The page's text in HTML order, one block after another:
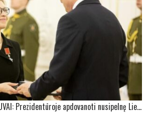
UŽ NUOPELNUS LIETUVAI: Prezidentūroje apdovanoti nusipelnę Lietuvos ir užsienio piliečiai